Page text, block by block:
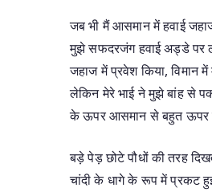
जब भी मैं आसमान में हवाई
मुझे सफदरजंग हवाई अड्डे पर ले
जहाज में प्रवेश किया, विमान
लेकिन मेरे भाई ने मुझे बांह से
के ऊपर आसमान से बहुत ऊपर
बड़े पेड़ छोटे पौधों की तरह
चांदी के धागे के रूप में प्रकट